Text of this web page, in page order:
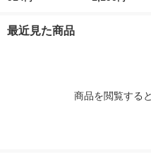
最近見た商品
商品を閲覧する